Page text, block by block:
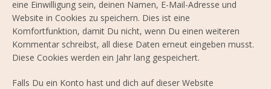
eine Einwilligung sein, deinen Namen, E-Mail-Adresse und
Website in Cookies zu speichern. Dies ist eine
Komfortfunktion, damit Du nicht, wenn Du einen weiteren
Kommentar schreibst, all diese Daten erneut eingeben musst.
Diese Cookies werden ein Jahr lang gespeichert.
Falls Du ein Konto hast und dich auf dieser Website